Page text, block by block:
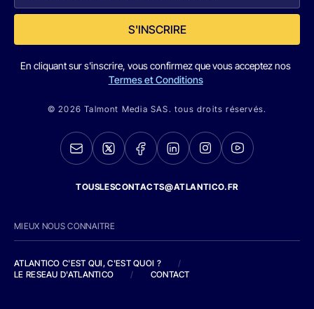
S'INSCRIRE
En cliquant sur s'inscrire, vous confirmez que vous acceptez nos
Termes et Conditions
© 2026 Talmont Media SAS. tous droits réservés.
TOUSLESCONTACTS@ATLANTICO.FR
MIEUX NOUS CONNAITRE
ATLANTICO C'EST QUI, C'EST QUOI ?
/
LE RESEAU D'ATLANTICO
/ CONTACT